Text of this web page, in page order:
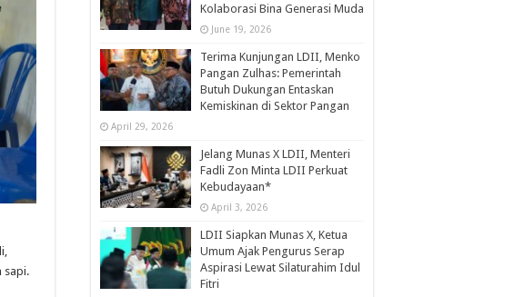
sapi.
Kolaborasi Bina Generasi Muda
June 19, 2026
Terima Kunjungan LDII, Menko
Pangan Zulhas: Pemerintah
Butuh Dukungan Entaskan
Kemiskinan di Sektor Pangan
April 29, 2026
Jelang Munas X LDII, Menteri
Fadli Zon Minta LDII Perkuat
Kebudayaan*
April 3, 2026
LDII Siapkan Munas X, Ketua
Umum Ajak Pengurus Serap
Aspirasi Lewat Silaturahim Idul
Fitri